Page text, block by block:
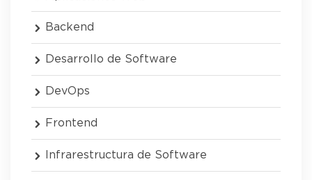
Backend
Desarrollo de Software
DevOps
Frontend
Infrarestructura de Software